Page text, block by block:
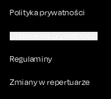
Polityka prywatności
Regulaminy
Zmiany w repertuarze